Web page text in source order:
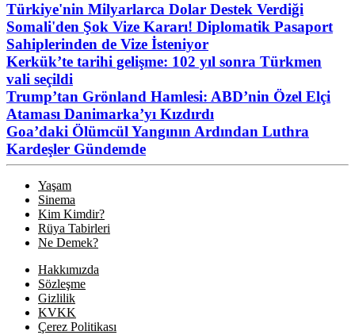
Türkiye'nin Milyarlarca Dolar Destek Verdiği
Somali'den Şok Vize Kararı! Diplomatik Pasaport
Sahiplerinden de Vize İsteniyor
Kerkük’te tarihi gelişme: 102 yıl sonra Türkmen
vali seçildi
Trump’tan Grönland Hamlesi: ABD’nin Özel Elçi
Ataması Danimarka’yı Kızdırdı
Goa’daki Ölümcül Yangının Ardından Luthra
Kardeşler Gündemde
Yaşam
Sinema
Kim Kimdir?
Rüya Tabirleri
Ne Demek?
Hakkımızda
Sözleşme
Gizlilik
KVKK
Çerez Politikası